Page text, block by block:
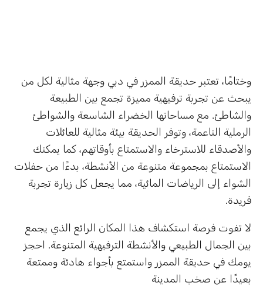
وختامًا، تعتبر حديقة الممزر في دبي وجهة مثالية لكل من
يبحث عن تجربة ترفيهية مميزة تجمع بين الطبيعة
والشاطئ. مع مساحاتها الخضراء الشاسعة والشواطئ
الرملية الناعمة، وتوفر الحديقة بيئة مثالية للعائلات
والأصدقاء للاسترخاء والاستمتاع بأوقاتهم، كما يمكنك
الاستمتاع بمجموعة متنوعة من الأنشطة، بدءًا من حفلات
الشواء إلى الرياضات المائية، مما يجعل كل زيارة تجربة
فريدة.
لا تفوت فرصة استكشاف هذا المكان الرائع الذي يجمع
بين الجمال الطبيعي والأنشطة الترفيهية المتنوعة. احجز
يومك في حديقة الممزر واستمتع بأجواء هادئة وممتعة
بعيدًا عن صخب المدينة